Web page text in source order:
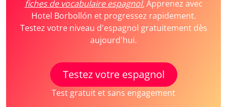
fiches de vocabulaire espagnol.Apprenez avec
Hotel Borbollón et progressez rapidement.
Testez votre niveau d'espagnol gratuitement dès
aujourd'hui.
Testez votre espagnol
Test gratuit et sans engagement